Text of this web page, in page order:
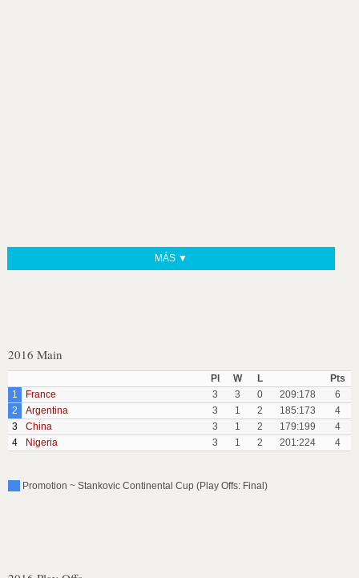
MÁS ▼
2016 Main
Pl W L
Pts
1
France 3 3 0 209:178
6
2
Argentina 3 1 2 185:173
4
3
China 3 1 2 179:199
4
4
Nigeria 3 1 2 201:224 4
Promotion ~ Stankovic Continental Cup (Play Offs: Final)